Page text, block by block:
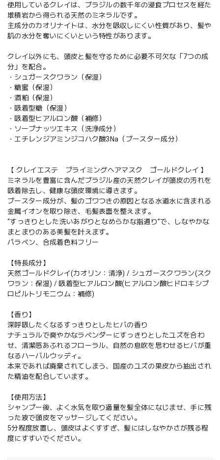
使用しているクレイは、ブラジルの数千年の浸食プロセスを経た
堆積岩から得られる天然のミネラルです。
主成分のカオリナイトは、水分を吸収しにくい性質があり、髪や
肌の水分を奪いにくいという特性があります。
クレイ以外にも、頭皮と髪を守るために必要不可欠な「7つの成
分」を配合。
・シュガースクワラン（保湿）
・糖蜜（保湿）
・酒粕（保湿）
・吸着型糖（保湿）
・吸着型ヒアルロン酸（補修）
・ソープナッツエキス（洗浄成分）
・エチレンジアミンジコハク酸3Na（ブースター成分）
【 クレイエステ プライミングヘアマスク ゴールドクレイ 】
ミネラルを豊富に含んだブラジル産の天然クレイが頭皮の汚れを
吸着除去し、健康な頭皮環境に導きます。
ブースター成分が、髪のゴワつきの原因となる水道水に含まれる
金属イオンを取り除き、毛髪表面を整えます。
“すっきりとした洗いあがりとなめらかな指通り”で、しなやかな
まとまりのある美髪を叶えます。
パラベン、合成着色料フリー
【特長成分】
天然ゴールドクレイ(カオリン：清浄) / シュガースクワラン(スク
ワラン：保湿) / 吸着型ヒアルロン酸(ヒアルロン酸ヒドロキシプ
ロピルトリモニウム：補修)
【香り】
深呼吸したくなるすっきりとしたヒバの香り
ナチュラルで爽やかなラベンダーにすっきりとしたユズを合わ
せ、清潔感あふれるフローラル、自然の息吹を思わせるヒバが重
なるハーバルウッディ。
本来であれば廃棄されてしまう、国産のユズの果皮から抽出され
た精油を配合しています。
【使用方法】
シャンプー後、よく水気を取り適量を髪全体になじませ、手に残
った液で頭皮をマッサージしてください。
5分程度放置し、頭皮はよくすすぎ、髪にはしなやかさが残る程
度にすすいでください。